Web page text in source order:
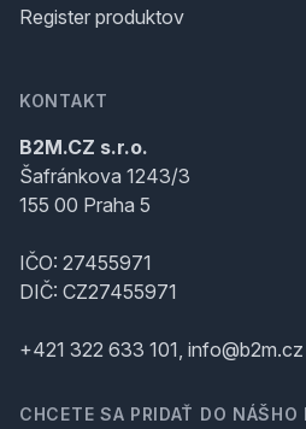
Register produktov
KONTAKT
B2M.CZ s.r.o.
Šafránkova 1243/3
155 00 Praha 5
IČO: 27455971
DIČ: CZ27455971
+421 322 633 101, info@b2m.cz
CHCETE SA PRIDAŤ DO NÁŠHO